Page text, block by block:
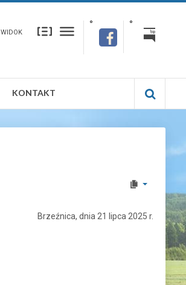
WIDOK
KONTAKT
Brzeźnica, dnia 21 lipca 2025 r.